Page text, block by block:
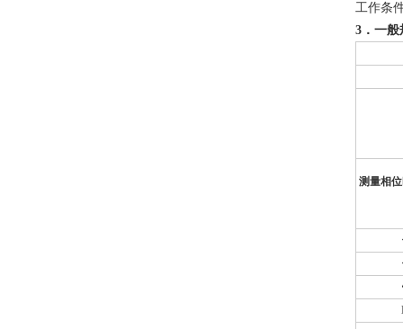
工作条
3 ．一
测量相